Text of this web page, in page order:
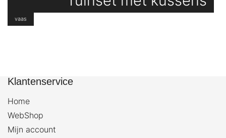
vaas
Klantenservice
Home
WebShop
Mijn account